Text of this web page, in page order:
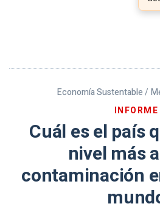
Economía Sustentable /
INFORME
Cuál es el país
nivel más
contaminación